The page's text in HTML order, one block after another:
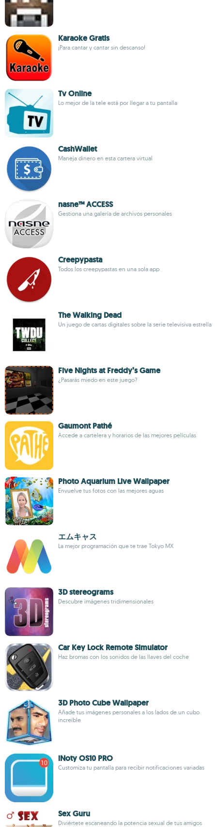
Karaoke Gratis
¡Para cantar y cantar sin descanso!
Tv Online
Lo mejor de la tele está por llegar a tu pantalla
CashWallet
Maneja dinero en esta cartera virtual
nasne™ ACCESS
Gestiona una galería de archivos personales
Creepypasta
Todos los creepypastas en una sola app
The Walking Dead
Un juego de cartas digitales sobre la serie televisiva estrella
Five Nights at Freddy’s Game
¿Pasarás miedo en este juego?
Gaumont Pathé
Accede a cartelera y horarios de las mejores películas
Photo Aquarium Live Wallpaper
Envuelve tus fotos con las mejores aguas
エムキャス
La mejor programación que te trae Tokyo MX
3D stereograms
Descubre imágenes tridimensionales
Car Key Lock Remote Simulator
Haz bromas con los sonidos de las llaves del coche
3D Photo Cube Wallpaper
Añade tus imágenes personales a los lados de un cubo
increíble
iNoty OS10 PRO
Customiza tu pantalla para recibir notificaciones variadas
Sex Guru
Diviértete escaneando la potencia sexual de tus amigos